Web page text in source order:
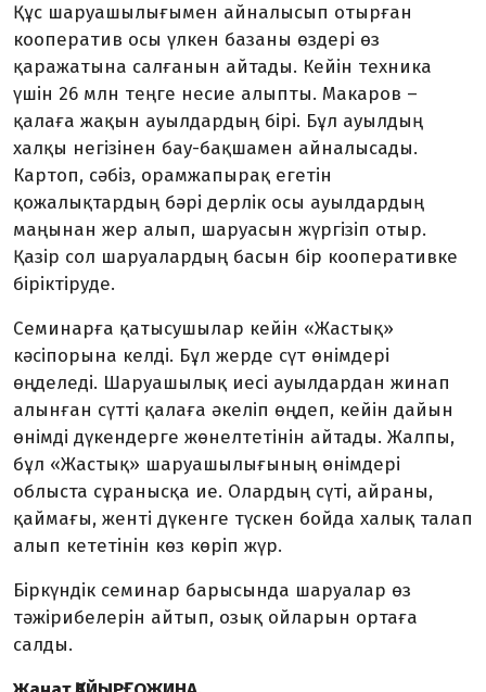
Құс шаруашылығымен айна­лы­сып отырған
кооператив осы үлкен базаны өздері өз
қаражатына салғанын айтады. Кейін техника
үшін 26 млн теңге несие алыпты. Макаров –
қалаға жақын ауылдар­дың бірі. Бұл ауылдың
халқы не­гіз­інен бау-бақшамен айналысады.
Картоп, сәбіз, орамжапырақ еге­тін
қожалықтардың бәрі дерлік осы ауылдардың
маңынан жер алып, шаруасын жүргізіп отыр.
Қазір сол шаруалардың басын бір коопера­тивке
біріктіруде.
Семинарға қатысушылар кейін «Жастық»
кәсіпорына келді. Бұл жерде сүт өнімдері
өңделеді. Ша­руа­шылық иесі ауылдардан жинап
алынған сүтті қалаға әкеліп өңдеп, кейін дайын
өнімді дүкендерге жөн­ел­тетінін айтады. Жалпы,
бұл «Жастық» шаруашылығының өнім­дері
облыста сұранысқа ие. Олар­дың сүті, айраны,
қаймағы, женті дүкенге түскен бойда халық талап
алып кететінін көз көріп жүр.
Біркүндік семинар барысында шаруалар өз
тәжірибелерін айтып, озық ойларын ортаға
салды.